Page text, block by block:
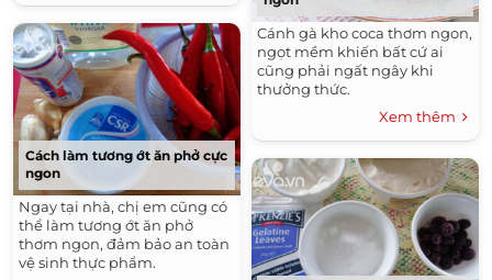
Cách làm tương ớt ăn phở cực
ngon
Ngay tại nhà, chị em cũng có
thể làm tương ớt ăn phở
thơm ngon, đảm bảo an toàn
vệ sinh thực phẩm.
Cánh gà kho coca thơm ngon,
ngọt mềm khiến bất cứ ai
cũng phải ngất ngây khi
thưởng thức.
Xem thêm